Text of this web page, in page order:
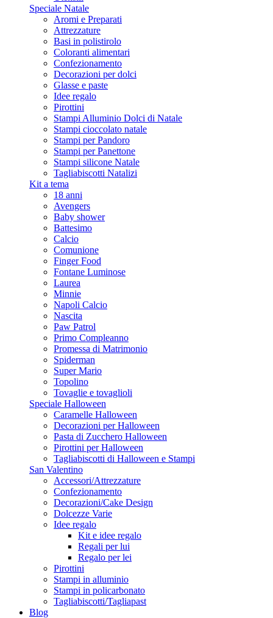
Speciale Natale
Aromi e Preparati
Attrezzature
Basi in polistirolo
Coloranti alimentari
Confezionamento
Decorazioni per dolci
Glasse e paste
Idee regalo
Pirottini
Stampi Alluminio Dolci di Natale
Stampi cioccolato natale
Stampi per Pandoro
Stampi per Panettone
Stampi silicone Natale
Tagliabiscotti Natalizi
Kit a tema
18 anni
Avengers
Baby shower
Battesimo
Calcio
Comunione
Finger Food
Fontane Luminose
Laurea
Minnie
Napoli Calcio
Nascita
Paw Patrol
Primo Compleanno
Promessa di Matrimonio
Spiderman
Super Mario
Topolino
Tovaglie e tovaglioli
Speciale Halloween
Caramelle Halloween
Decorazioni per Halloween
Pasta di Zucchero Halloween
Pirottini per Halloween
Tagliabiscotti di Halloween e Stampi
San Valentino
Accessori/Attrezzature
Confezionamento
Decorazioni/Cake Design
Dolcezze Varie
Idee regalo
Kit e idee regalo
Regali per lui
Regalo per lei
Pirottini
Stampi in alluminio
Stampi in policarbonato
Tagliabiscotti/Tagliapast
Blog